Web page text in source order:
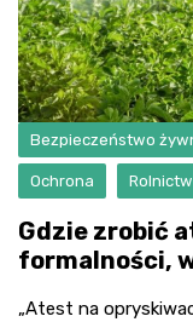
Bezpieczeństwo
Ochrona
Gdzie zrobić
formalności,
„Atest na